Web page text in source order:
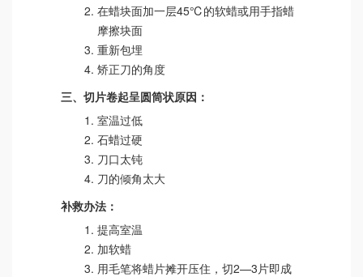
在蜡块面加一层45℃的软蜡或用手指蜡
摩擦块面
重新包埋
矫正刀的角度
三、切片卷起呈圆筒状原因：
室温过低
石蜡过硬
刀口太钝
刀的倾角太大
补救办法：
提高室温
加软蜡
用毛笔将蜡片摊开压住，切2—3片即成